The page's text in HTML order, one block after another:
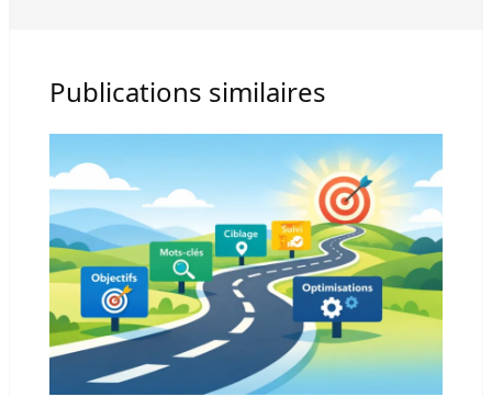
Publications similaires